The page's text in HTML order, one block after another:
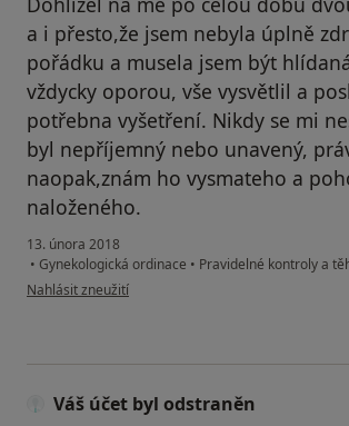
a i přesto,že jsem nebyla úplně
pořádku a musela jsem být
vždycky oporou, vše vysvětlil a
potřebna vyšetření. Nikdy se mi
byl nepříjemný nebo unavený,
naopak,znám ho vysmateho a
naloženého.
13. února 2018
• Gynekologická ordinace • Pravidelné kontroly a
podle názoru uživatele Váš účet byl odstraněn
Nahlásit zneužití
Váš účet byl odstraněn